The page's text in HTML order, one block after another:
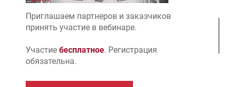
Приглашаем партнеров и заказчиков
принять участие в вебинаре.
Участие бесплатное. Регистрация
обязательна.